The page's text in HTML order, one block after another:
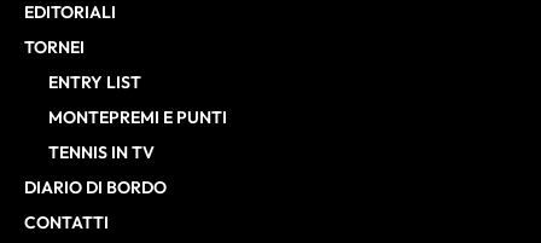
EDITORIALI
TORNEI
ENTRY LIST
MONTEPREMI E PUNTI
TENNIS IN TV
DIARIO DI BORDO
CONTATTI